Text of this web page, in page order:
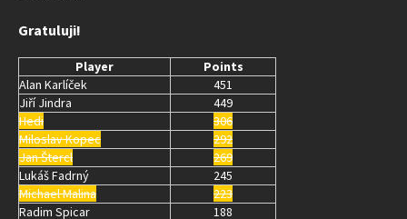
Gratuluji!
Player
Points
Alan Karlíček
451
Jiří Jindra
449
Hedi
306
Miloslav Kopec
292
Jan Štercl
269
Lukáš Fadrný
245
Michael Malina
223
Radim Spicar
188